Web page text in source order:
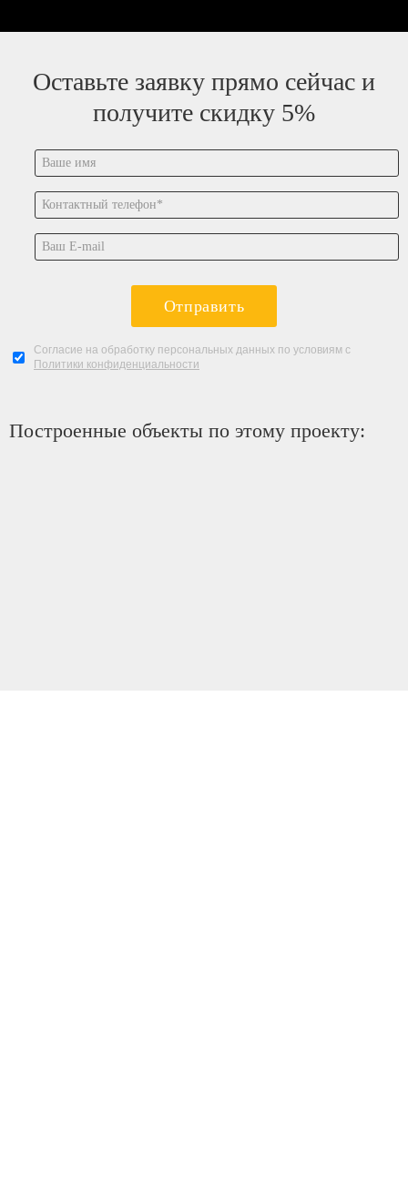
Оставьте заявку прямо сейчас и
получите скидку 5%
Отправить
Согласие на обработку персональных данных по условиям с
Политики конфиденциальности
Построенные объекты по этому проекту: